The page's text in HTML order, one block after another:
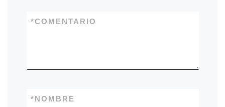
COMENTARIO
*
NOMBRE
*